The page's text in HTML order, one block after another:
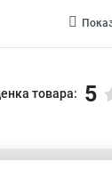
товара: 5